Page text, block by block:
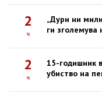
2
ч
„Дури ни
ги зголемува
2
ч
15-годишник
убиство на